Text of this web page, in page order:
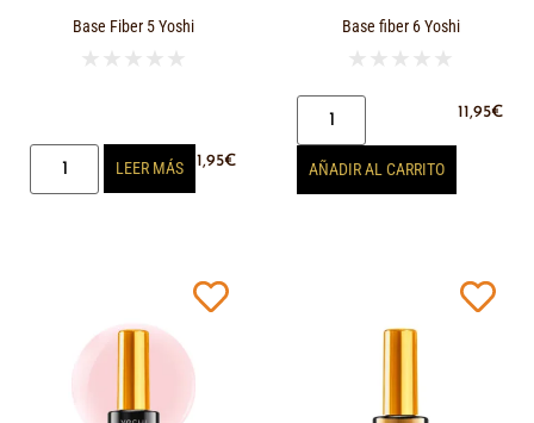
Base Fiber 5 Yoshi
★ ★ ★ ★ ★
11,95€
LEER MÁS
Base fiber 6 Yoshi
★ ★ ★ ★ ★
11,95€
AÑADIR AL CARRITO